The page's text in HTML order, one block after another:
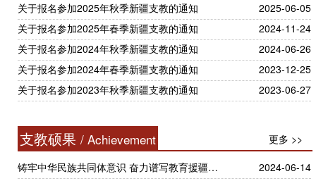
关于报名参加2025年秋季新疆支教的通知
2025-06-05
关于报名参加2025年春季新疆支教的通知
2024-11-24
关于报名参加2024年秋季新疆支教的通知
2024-06-26
关于报名参加2024年春季新疆支教的通知
2023-12-25
关于报名参加2023年秋季新疆支教的通知
2023-06-27
支教硕果 / Achievement
更多 >>
铸牢中华民族共同体意识 奋力谱写教育援疆新篇章——我校举行援疆支教20周年座谈会暨深化教育合作框架协议签约仪式
2024-06-14